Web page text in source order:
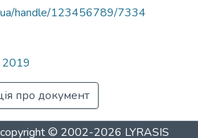
handle/123456789/7334
про документ
copyright © 2002-2026 LYRASIS